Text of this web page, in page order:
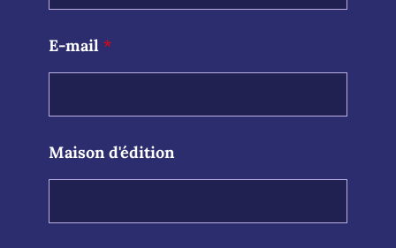
s
o
n
-
a
l
E-mail*
Maison d'édition